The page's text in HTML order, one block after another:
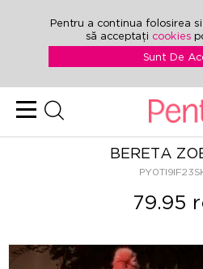
Pentru a continua folosirea
să acceptați cookies
Sunt De
BERETA
79.95